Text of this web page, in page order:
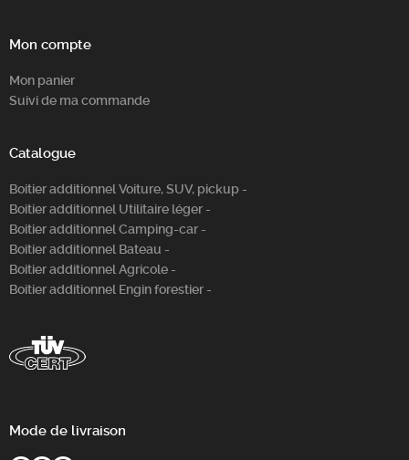
Mon compte
Mon panier
Suivi de ma commande
Catalogue
Boitier additionnel Voiture, SUV, pickup -
Boitier additionnel Utilitaire léger -
Boitier additionnel Camping-car -
Boitier additionnel Bateau -
Boitier additionnel Agricole -
Boitier additionnel Engin forestier -
Mode de livraison